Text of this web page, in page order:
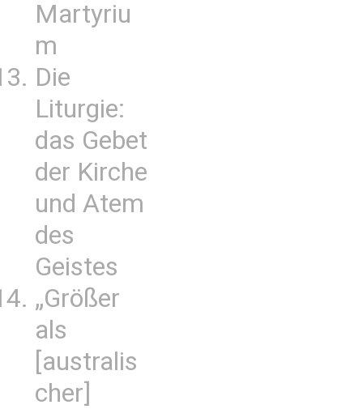
Martyriu
m
Die
Liturgie:
das Gebet
der Kirche
und Atem
des
Geistes
„Größer
als
[australis
cher]